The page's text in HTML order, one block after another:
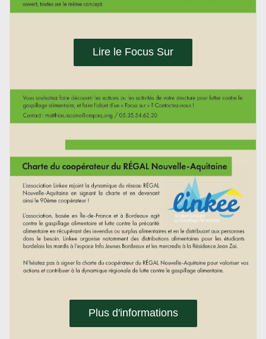
Lire le Focus Sur
Plus d'informations